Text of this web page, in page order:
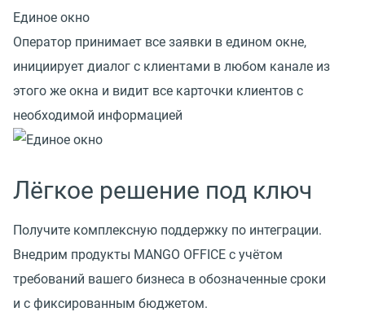
Единое окно
Оператор принимает все заявки в едином окне,
инициирует диалог с клиентами в любом канале из
этого же окна и видит все карточки клиентов с
необходимой информацией
Лёгкое решение под ключ
Получите комплексную поддержку по интеграции.
Внедрим продукты MANGO OFFICE с учётом
требований вашего бизнеса в обозначенные сроки
и с фиксированным бюджетом.